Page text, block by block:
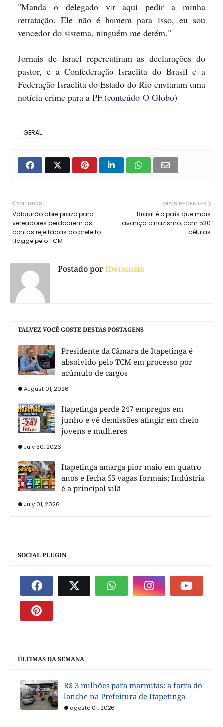
"Manda o delegado vir aqui pedir a minha
retratação. Ele não é homem para isso, eu sou
vencedor do sistema, ninguém me detém."
Jornais de Israel repercutiram as declarações do
pastor, e a Confederação Israelita do Brasil e a
Federação Israelita do Estado do Rio enviaram uma
notícia crime para a PF.(conteúdo O Globo)
GERAL
MAIS RECENTES
Brasil é o país que mais
avança o nazismo, com 530
células
ANTIGOS
Valquirão abre prazo para
vereadores perdoarem as
contas rejeitadas do prefeito
Hagge pelo TCM
Postado porIDenuncia
TALVEZ VOCÊ GOSTE DESTAS POSTAGENS
Presidente da Câmara de Itapetinga é
absolvido pelo TCM em processo por
acúmulo de cargos
August 01, 2026
Itapetinga perde 247 empregos em
junho e vê demissões atingir em cheio
jovens e mulheres
July 30, 2026
Itapetinga amarga pior maio em quatro
anos e fecha 55 vagas formais; Indústria
é a principal vilã
July 01, 2026
SOCIAL PLUGIN
ÚLTIMAS DA SEMANA
R$ 3 milhões para marmitas: a farra do
lanche na Prefeitura de Itapetinga
agosto 01, 2026